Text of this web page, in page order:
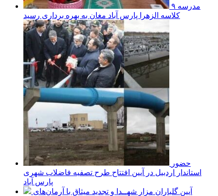
کلاسه الزهرا پارس آباد مغان به بهره برداری رسید
استاندار اردبیل در آیین افتتاح طرح تصفیه فاضلاب شهری
پارس آباد